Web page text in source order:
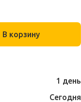
В корзину
1 день
Сегодня